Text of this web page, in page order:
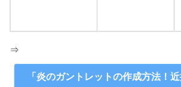
⇒
「炎のガントレットの作成方法！